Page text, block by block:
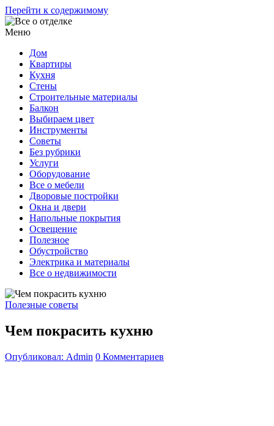
Перейти к содержимому
Меню
Дом
Квартиры
Кухня
Стены
Строительные материалы
Балкон
Выбираем цвет
Инструменты
Советы
Без рубрики
Услуги
Оборудование
Все о мебели
Дворовые постройки
Окна и двери
Напольные покрытия
Освещение
Полезное
Обустройство
Электрика и материалы
Все о недвижимости
Полезные советы
Чем покрасить кухню
Опубликовал: Admin 0 Комментариев